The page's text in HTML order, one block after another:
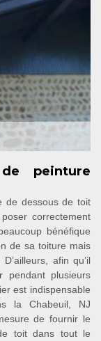
peinture
de dessous de toit
correctement
bénéfique
de sa toiture mais
afin qu’il
plusieurs
est indispensable
la Chabeuil, NJ
de fournir le
toit dans tout le